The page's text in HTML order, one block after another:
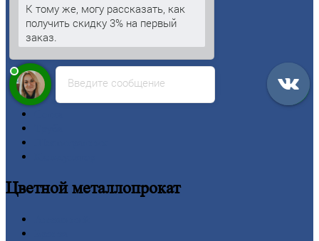
Арматура
Двутавроваябалка (двутавр)
Квадрат
Кругстальной
Лист
Проволока
Рельсы
Цветнойметаллопрокат
Введите сообщение
К тому же, могу рассказать, как
получить скидку 3% на первый
заказ.